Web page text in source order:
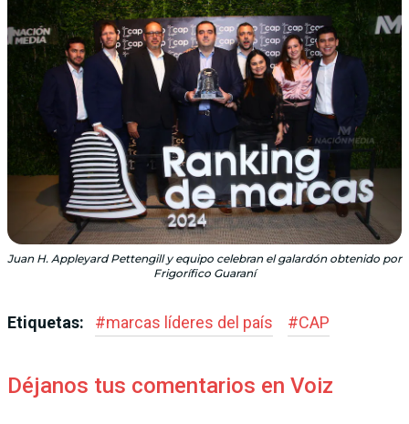
Juan H. Appleyard Pettengill y equipo celebran el galardón obtenido por
Frigorífico Guaraní
Etiquetas: #marcas líderes del país #CAP
Déjanos tus comentarios en Voiz